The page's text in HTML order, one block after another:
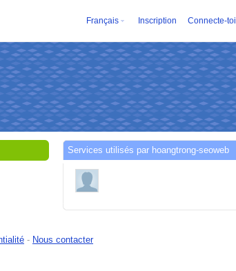
Français Inscription Connecte-toi
Services utilisés par hoangtrong-seoweb
- Nous contacter